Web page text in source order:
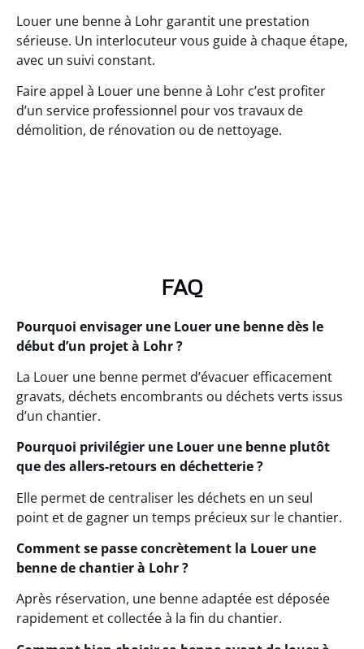
Louer une benne à Lohr garantit une prestation
sérieuse. Un interlocuteur vous guide à chaque étape,
avec un suivi constant.
Faire appel à Louer une benne à Lohr c’est profiter
d’un service professionnel pour vos travaux de
démolition, de rénovation ou de nettoyage.
FAQ
Pourquoi envisager une Louer une benne dès le
début d’un projet à Lohr ?
La Louer une benne permet d’évacuer efficacement
gravats, déchets encombrants ou déchets verts issus
d’un chantier.
Pourquoi privilégier une Louer une benne plutôt
que des allers-retours en déchetterie ?
Elle permet de centraliser les déchets en un seul
point et de gagner un temps précieux sur le chantier.
Comment se passe concrètement la Louer une
benne de chantier à Lohr ?
Après réservation, une benne adaptée est déposée
rapidement et collectée à la fin du chantier.